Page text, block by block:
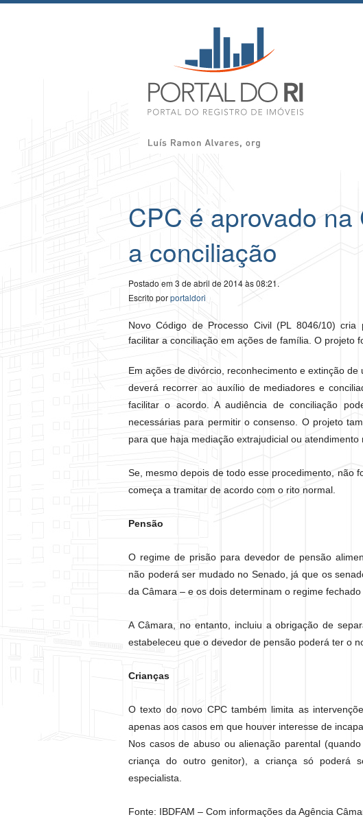
CPC é aprovado
a conciliação
Postado em 3 de abril de 2014 às 08:21.
Escrito porportaldori
Novo Código de Processo Civil (PL 8046/10)
facilitar a conciliação em ações de família. O projeto
Em ações de divórcio, reconhecimento e extinção
deverá recorrer ao auxílio de mediadores e
facilitar o acordo. A audiência de conciliação
necessárias para permitir o consenso. O projeto
para que haja mediação extrajudicial ou atendimento
Se, mesmo depois de todo esse procedimento, não
começa a tramitar de acordo com o rito normal.
Pensão
O regime de prisão para devedor de pensão
não poderá ser mudado no Senado, já que os
da Câmara – e os dois determinam o regime fechado
A Câmara, no entanto, incluiu a obrigação de
estabeleceu que o devedor de pensão poderá ter o
Crianças
O texto do novo CPC também limita as
apenas aos casos em que houver interesse de
Nos casos de abuso ou alienação parental
criança do outro genitor), a criança só poderá
especialista.
Fonte: IBDFAM – Com informações da Agência